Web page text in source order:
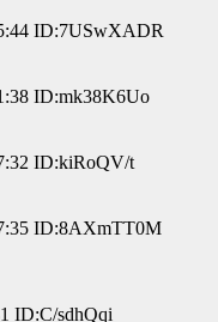
ID:7USwXADR
ID:mk38K6Uo
ID:kiRoQV/t
ID:8AXmTT0M
ID:C/sdhQqi